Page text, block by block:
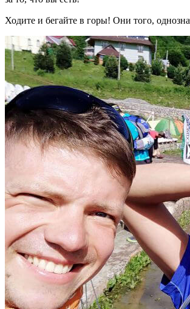
Ходите и бегайте в горы! Они того,